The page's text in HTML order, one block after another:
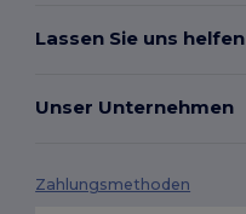
Lassen Sie uns helfen
Unser Unternehmen
Zahlungsmethoden